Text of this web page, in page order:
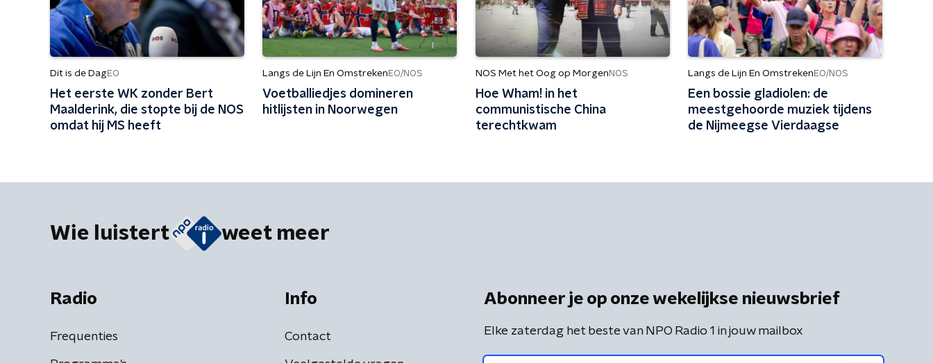
Dit is de DagEO
Het eerste WK zonder Bert
Maalderink, die stopte bij de NOS
omdat hij MS heeft
Langs de Lijn En Omstreken EO/NOS
Voetballiedjes domineren
hitlijsten in Noorwegen
NOS Met het Oog op Morgen NOS
Hoe Wham! in het
communistische China
terechtkwam
Langs de Lijn En Omstreken EO/NOS
Een bossie gladiolen: de
meestgehoorde muziek tijdens
de Nijmeegse Vierdaagse
Wie luistert weet meer
Radio
Frequenties
Info
Contact
Abonneer je op onze wekelijkse nieuwsbrief
Elke zaterdag het beste van NPO Radio 1 in jouw mailbox